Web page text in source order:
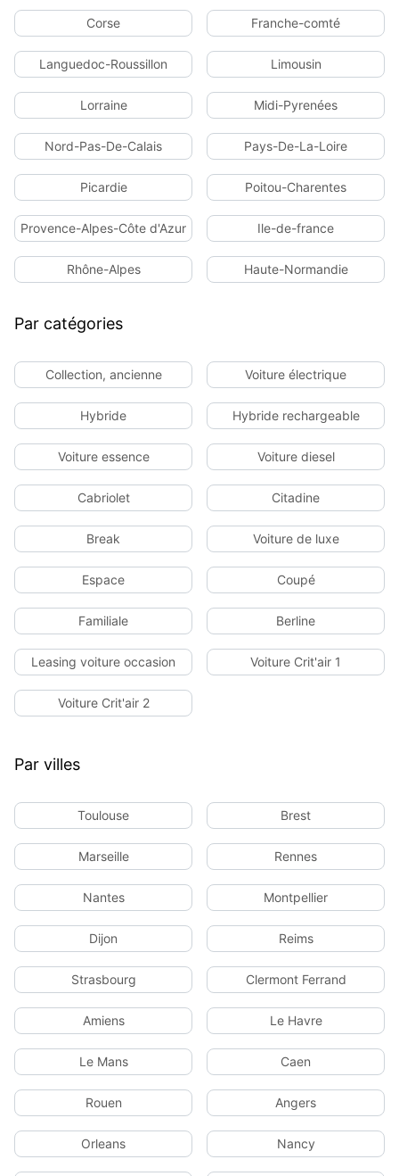
Electrique -
Toyota Aygo (1.0 VVT-i 72ch
Design MY23) Berline - Essence -
Année
Hybrid FlexiFuel ST-Line X
Powershift)
Corse Franche-comté
Languedoc-Roussillon Limousin
Lorraine Midi-Pyrenées
Nord-Pas-De-Calais Pays-De-La-Loire
Picardie Poitou-Charentes
Provence-Alpes-Côte d'Azur Ile-de-france
Rhône-Alpes Haute-Normandie
Par catégories
Collection, ancienne Voiture électrique
Hybride Hybride rechargeable
Voiture essence Voiture diesel
Cabriolet Citadine
Break Voiture de luxe
Espace Coupé
Familiale Berline
Leasing voiture occasion Voiture Crit'air 1
Voiture Crit'air 2
Par villes
Toulouse Brest
Marseille Rennes
Nantes Montpellier
Dijon Reims
Strasbourg Clermont Ferrand
Amiens Le Havre
Le Mans Caen
Rouen Angers
Orleans Nancy